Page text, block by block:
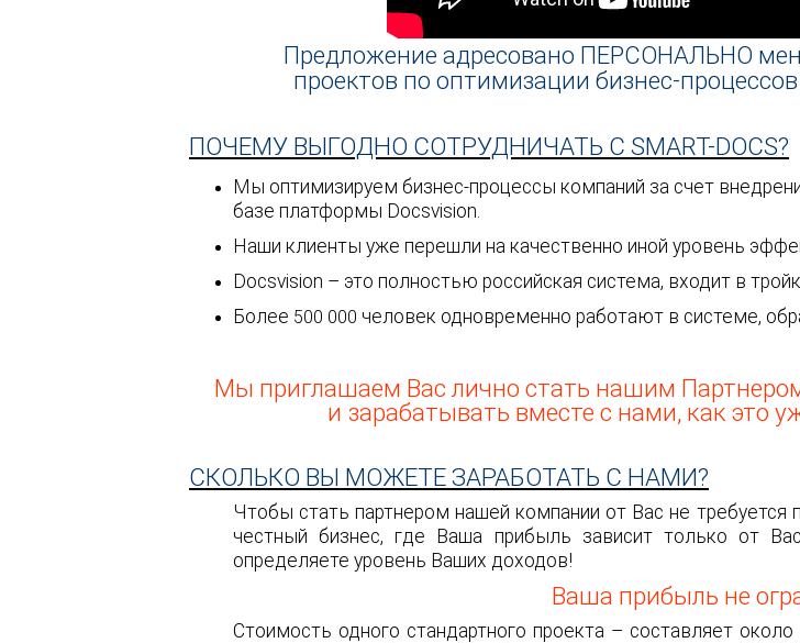
Предложение адресовано ПЕРСОНАЛЬНО
проектов по оптимизации бизнес-
ПОЧЕМУ ВЫГОДНО СОТРУДНИЧАТЬ С SMART-DOCS?
Мы оптимизируем бизнес-процессы компаний за счет
базе платформы Docsvision.
Наши клиенты уже перешли на качественно иной уровень
Docsvision – это полностью российская система, входит в
Более 500 000 человек одновременно работают в системе,
Мы приглашаем Вас лично стать нашим
и зарабатывать вместе с нами, как это
СКОЛЬКО ВЫ МОЖЕТЕ ЗАРАБОТАТЬ С НАМИ?
Чтобы стать партнером нашей компании от Вас не
честный бизнес, где Ваша прибыль зависит только от
определяете уровень Ваших доходов!
Ваша прибыль не
Стоимость одного стандартного проекта – составляет